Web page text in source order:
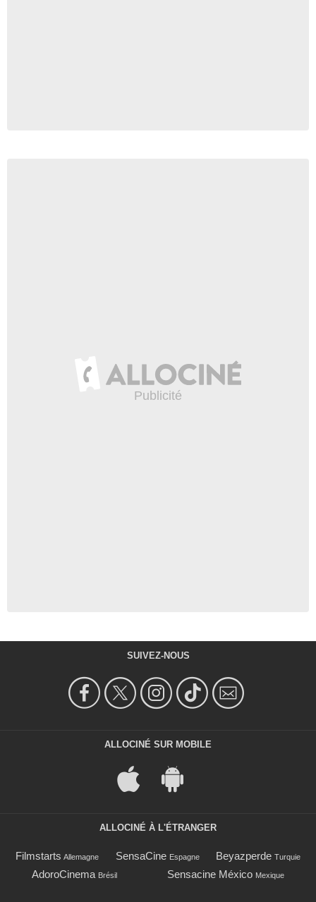
SUIVEZ-NOUS
ALLOCINÉ SUR MOBILE
ALLOCINÉ À L'ÉTRANGER
Filmstarts Allemagne SensaCine Espagne Beyazperde Turquie
AdoroCinema Brésil Sensacine México Mexique